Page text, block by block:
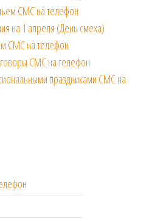
СМС на телефон
на 1 апреля (День смеха)
СМС на телефон
СМС на телефон
праздниками СМС на